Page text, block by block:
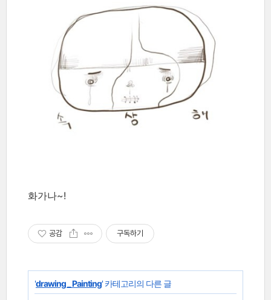
화가나~!
공감 구독하기
'drawing _ Painting' 카테고리의 다른 글